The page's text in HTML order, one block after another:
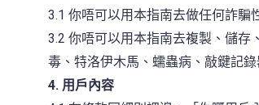
3.1 你唔可以用本指南去做任何詐騙
3.2 你唔可以用本指南去複製、儲
毒、特洛伊木馬、蠕蟲病、敲鍵記
4. 用戶內容